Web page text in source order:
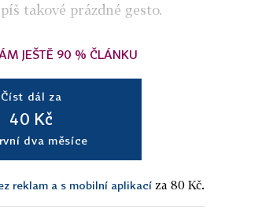
takové prázdné gesto.
JEŠTĚ 90 % ČLÁNKU
Číst dál za
40 Kč
dva měsíce
reklam a s mobilní aplikací za 80 Kč.